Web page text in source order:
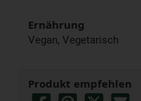
Ernährung
Vegan, Vegetarisch
Produkt empfehlen